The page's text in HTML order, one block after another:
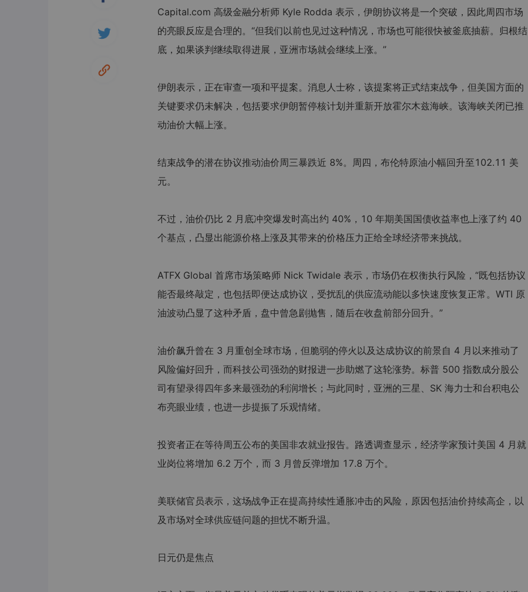
Capital.com 高级金融分析师 Kyle Rodda 表示，伊朗协议将是一个突破，因此周四市场
的亮眼反应是合理的。“但我们以前也见过这种情况，市场也可能很快被釜底抽薪。归根结
底，如果谈判继续取得进展，亚洲市场就会继续上涨。”
伊朗表示，正在审查一项和平提案。消息人士称，该提案将正式结束战争，但美国方面的
关键要求仍未解决，包括要求伊朗暂停核计划并重新开放霍尔木兹海峡。该海峡关闭已推
动油价大幅上涨。
结束战争的潜在协议推动油价周三暴跌近 8%。周四，布伦特原油小幅回升至102.11 美
元。
不过，油价仍比 2 月底冲突爆发时高出约 40%，10 年期美国国债收益率也上涨了约 40
个基点，凸显出能源价格上涨及其带来的价格压力正给全球经济带来挑战。
ATFX Global 首席市场策略师 Nick Twidale 表示，市场仍在权衡执行风险，“既包括协议
能否最终敲定，也包括即便达成协议，受扰乱的供应流动能以多快速度恢复正常。WTI 原
油波动凸显了这种矛盾，盘中曾急剧抛售，随后在收盘前部分回升。”
油价飙升曾在 3 月重创全球市场，但脆弱的停火以及达成协议的前景自 4 月以来推动了
风险偏好回升，而科技公司强劲的财报进一步助燃了这轮涨势。标普 500 指数成分股公
司有望录得四年多来最强劲的利润增长；与此同时，亚洲的三星、SK 海力士和台积电公
布亮眼业绩，也进一步提振了乐观情绪。
投资者正在等待周五公布的美国非农就业报告。路透调查显示，经济学家预计美国 4 月就
业岗位将增加 6.2 万个，而 3 月曾反弹增加 17.8 万个。
美联储官员表示，这场战争正在提高持续性通胀冲击的风险，原因包括油价持续高企，以
及市场对全球供应链问题的担忧不断升温。
日元仍是焦点